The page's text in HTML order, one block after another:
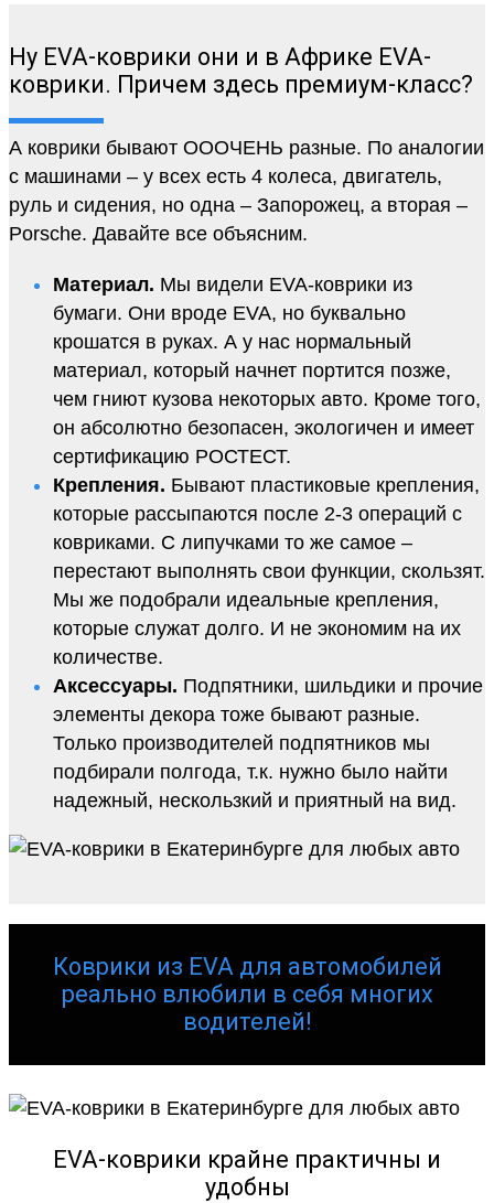
Ну EVA-коврики они и в Африке EVA-
коврики. Причем здесь премиум-класс?
А коврики бывают ОООЧЕНЬ разные. По аналогии
с машинами – у всех есть 4 колеса, двигатель,
руль и сидения, но одна – Запорожец, а вторая –
Porsche. Давайте все объясним.
Материал. Мы видели EVA-коврики из
бумаги. Они вроде EVA, но буквально
крошатся в руках. А у нас нормальный
материал, который начнет портится позже,
чем гниют кузова некоторых авто. Кроме того,
он абсолютно безопасен, экологичен и имеет
сертификацию РОСТЕСТ.
Крепления. Бывают пластиковые крепления,
которые рассыпаются после 2-3 операций с
ковриками. С липучками то же самое –
перестают выполнять свои функции, скользят.
Мы же подобрали идеальные крепления,
которые служат долго. И не экономим на их
количестве.
Аксессуары. Подпятники, шильдики и прочие
элементы декора тоже бывают разные.
Только производителей подпятников мы
подбирали полгода, т.к. нужно было найти
надежный, нескользкий и приятный на вид.
Коврики из EVA для автомобилей
реально влюбили в себя многих
водителей!
EVA-коврики крайне практичны и
удобны